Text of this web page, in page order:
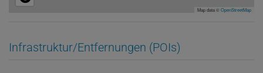
Map data ©OpenStreetMap
Infrastruktur/Entfernungen (POIs)